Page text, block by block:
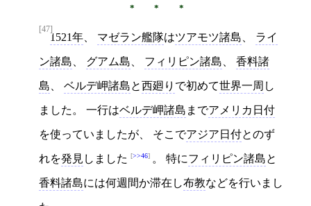
[47]
1521年 マゼラン艦隊はツアモツ諸島 ライ
ン諸島 グアム島 フィリピン諸島 香料諸
島 ベルデ岬諸島と西廻り で初めて世界一周 し
ました。 一行はベルデ岬諸島 までアメリカ日付
を使っていましたが、 そこでアジア日付とのず
れを発見 しました >>46 。 特にフィリピン諸島と
香料諸島には何週間か滞在し布教などを行いまし